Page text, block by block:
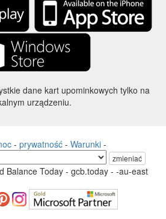
dane kart upominkowych tylko na
urządzeniu.
- prywatność - Warunki -
zmieniać
Balance Today - gcb.today - -au-east